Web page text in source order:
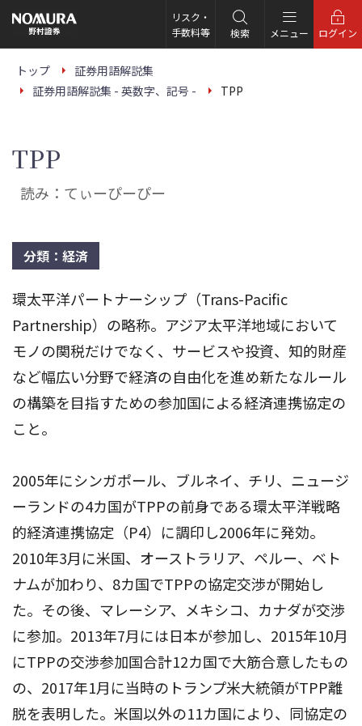
の
ー
リスク・
手数料等
検索 メニュー ログイン
トップ
証券用語解説集
証券用語解説集 - 英数字、記号 -
TPP
TPP
読み：てぃーぴーぴー
分類：経済
環太平洋パートナーシップ（Trans-Pacific
Partnership）の略称。アジア太平洋地域において
モノの関税だけでなく、サービスや投資、知的財産
など幅広い分野で経済の自由化を進め新たなルール
の構築を目指すための参加国による経済連携協定の
こと。
2005年にシンガポール、ブルネイ、チリ、ニュージ
ーランドの4カ国がTPPの前身である環太平洋戦略
的経済連携協定（P4）に調印し2006年に発効。
2010年3月に米国、オーストラリア、ペルー、ベト
ナムが加わり、8カ国でTPPの協定交渉が開始し
た。その後、マレーシア、メキシコ、カナダが交渉
に参加。2013年7月には日本が参加し、2015年10月
にTPPの交渉参加国合計12カ国で大筋合意したもの
の、2017年1月に当時のトランプ米大統領がTPP離
脱を表明した。米国以外の11カ国により、同協定の